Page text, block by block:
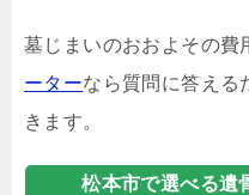
墓じまいのおおよその費
ーターなら質問に答える
きます。
松本市で選べる遺